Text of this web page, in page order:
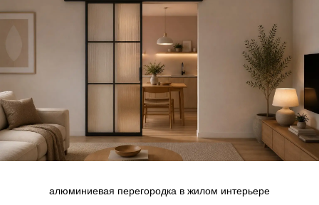
алюминиевая перегородка в жилом интерьере